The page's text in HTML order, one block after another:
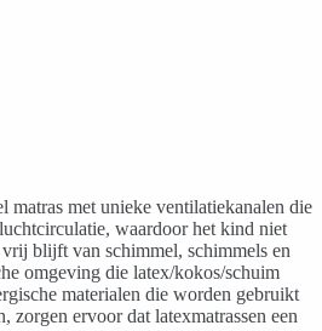
matras met unieke ventilatiekanalen die
waardoor het kind niet
blijft van schimmel, schimmels en
omgeving die latex/kokos/schuim
materialen die worden gebruikt
zorgen ervoor dat latexmatrassen een